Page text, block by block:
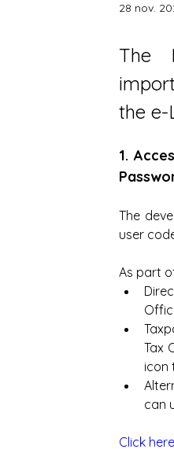
28 nov.
The
the e-
1.
The
user
As part
Tax
icon
can
Click